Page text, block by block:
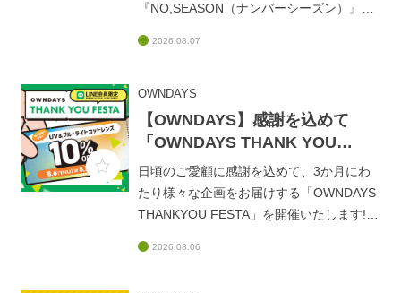
『NO,SEASON（ナンバーシーズン）』が
のあらゆる場面を横断するコレクションで
す。季節を問わず着用できるサングラスの
新たなあり方を提案し、それぞれのシーン
ップとなっています。これからの季節、シ
ーンレスに使えるサングラスをお探しの方
は、ぜひ店頭でチェックしてみてくださ
い！
2026.08.07
OWNDAYS
【OWNDAYS】感謝を込めて
「OWNDAYS THANK YOU
FESTA」スタート!第1弾はUV&
ブルーライトカットレンズが
10%OFF
日頃のご愛顧に感謝を込めて、3か月にわ
たり様々な企画をお届けする「OWNDAYS
THANKYOU FESTA」を開催いたします!公
2026.08.06